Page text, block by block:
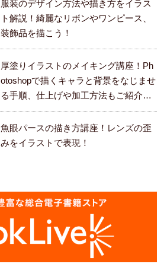
服装のデザイン方法や描き方をイラス
ト解説！綺麗なリボンやワンピース、
装飾品を描こう！
厚塗りイラストのメイキング講座！Ph
otoshopで描くキャラと背景をなじませ
る手順、仕上げや加工方法もご紹介し
ます。
魚眼パースの描き方講座！レンズの歪
みをイラストで表現！